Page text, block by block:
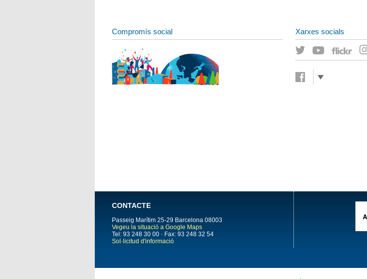
Compromís social Xarxes socials
CONTACTE
Passeig Marítim 25-29 Barcelona 08003
Vegeu la situació a Google Maps
Tel: 93 248 30 00 · Fax: 93 248 32 54
Sol·licitud d'informació